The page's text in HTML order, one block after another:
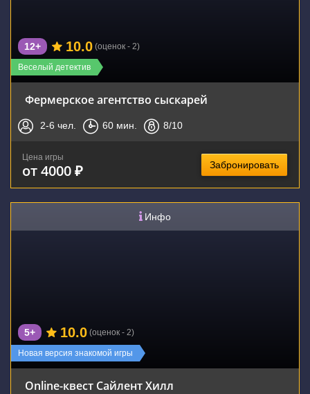
Веселый детектив
12+ 10.0 (оценок - 2)
Фермерское агентство сыскарей
2-6 чел. 60 мин. 8/10
Цена игры
от 4000 ₽ Забронировать
Инфо
Новая версия знакомой игры
5+ 10.0 (оценок - 2)
Online-квест Сайлент Хилл